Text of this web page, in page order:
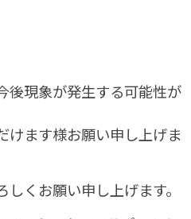
後現象が発生する可能性が
けます様お願い申し上げま
くお願い申し上げます。